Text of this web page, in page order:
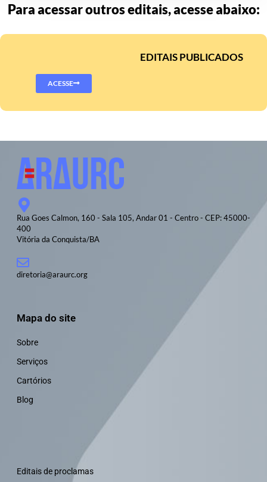
Para acessar outros editais, acesse abaixo:
EDITAIS PUBLICADOS
ACESSE
Rua Goes Calmon, 160 - Sala 105, Andar 01 - Centro - CEP: 45000-
400
Vitória da Conquista/BA
diretoria@araurc.org
Mapa do site
Sobre
Serviços
Cartórios
Blog
Editais de proclamas